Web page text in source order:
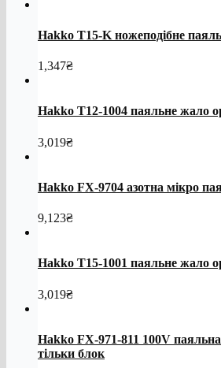
Hakko T15-K ножеподібне
1,347₴
Hakko T12-1004 паяльне жало
3,019₴
Hakko FX-9704 азотна мікро
9,123₴
Hakko T15-1001 паяльне жало
3,019₴
Hakko FX-971-811 100V паяльна
тільки блок